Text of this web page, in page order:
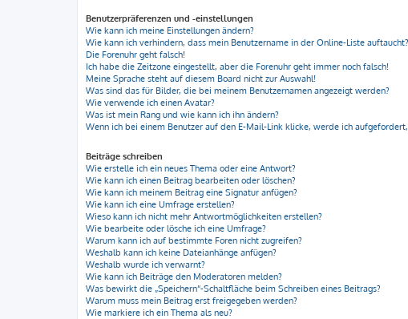
Benutzerpräferenzen und -einstellungen
Wie kann ich meine Einstellungen ändern?
Wie kann ich verhindern, dass mein Benutzername in der Online-Liste auftaucht?
Die Forenuhr geht falsch!
Ich habe die Zeitzone eingestellt, aber die Forenuhr geht immer noch falsch!
Meine Sprache steht auf diesem Board nicht zur Auswahl!
Was sind das für Bilder, die bei meinem Benutzernamen angezeigt werden?
Wie verwende ich einen Avatar?
Was ist mein Rang und wie kann ich ihn ändern?
Wenn ich bei einem Benutzer auf den E-Mail-Link klicke, werde ich
Beiträge schreiben
Wie erstelle ich ein neues Thema oder eine Antwort?
Wie kann ich einen Beitrag bearbeiten oder löschen?
Wie kann ich meinem Beitrag eine Signatur anfügen?
Wie kann ich eine Umfrage erstellen?
Wieso kann ich nicht mehr Antwortmöglichkeiten erstellen?
Wie bearbeite oder lösche ich eine Umfrage?
Warum kann ich auf bestimmte Foren nicht zugreifen?
Weshalb kann ich keine Dateianhänge anfügen?
Weshalb wurde ich verwarnt?
Wie kann ich Beiträge den Moderatoren melden?
Was bewirkt die „Speichern“-Schaltfläche beim Schreiben eines Beitrags?
Warum muss mein Beitrag erst freigegeben werden?
Wie markiere ich ein Thema als neu?